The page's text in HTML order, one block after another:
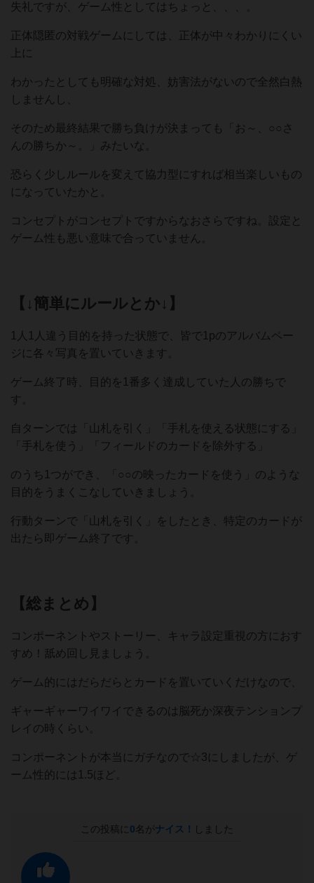
失礼ですが、ゲーム性としてはちょっと、、、。
正体隠匿の対戦ゲームにしては、正体が中々わかりにくい
上に
わかったとしても明確な対処、妨害法がないので全然白熱
しませんし、
そのため最終結果で勝ち負けが決まっても「お～、○○さ
んの勝ちか～。」みたいな。
恐らく少しルールを変えて協力型にすれば相当楽しいもの
になっていたかと。
コンセプトがコンセプトですからなおさらですね。設定と
ゲーム性も悪い意味で合っていません。
【↓簡単にルールとか↓】
1人1人違う目的を持った状態で、皆で1pのアルバムペー
ジに各々写真を置いていきます。
ゲーム終了時、目的を1番多く達成していた人の勝ちで
す。
自ターンでは「山札を引く」「手札を使える状態にする」
「手札を使う」「フィールドのカードを除外する」
のうち1つができ、「○○の映ったカードを使う」のような
目的をうまくこなしていきましょう。
行動ターンで「山札を引く」をしたとき、特定のカードが
出たら即ゲーム終了です。
【総まとめ】
コンポーネントやストーリー、キャラ設定重視の方におす
すめ！舐め回し見ましょう。
ゲーム的にはだらだらとカードを置いていくだけなので、
ギャーギャーワイワイできるのは脳死か深夜テンションプ
レイの時くらい。
コンポーネントが本当にガチなので☆3にしましたが、ゲ
ーム性的には1.5ほど。
この投稿に 0名がナイス！ しました